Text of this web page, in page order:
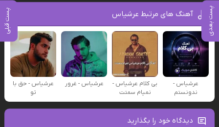
پست بعدی پست قبلی آهنگ های مرتبط عرشیاس
عرشیاس -
ندونستم
بی کلام عرشیاس -
نمیام سمتت
عرشیاس - غرور
عرشیاس - حق با
تو
دیدگاه خود را بگذارید